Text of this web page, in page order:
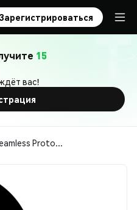
Зарегистрироваться
15
вас!
SEAM (Seamless Protocol)